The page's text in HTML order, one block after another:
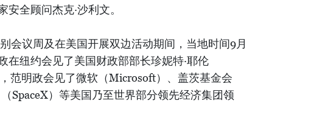
全顾问杰克·沙利文。
会议周及在美国开展双边活动期间，当地时间9月
在纽约会见了美国财政部部长珍妮特·耶伦
范明政会见了微软（Microsoft）、盖茨基金会
SpaceX）等美国乃至世界部分领先经济集团领